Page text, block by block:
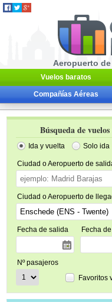
Aeropuerto
Vuelos baratos
Compañías Aéreas
Búsqueda de
Ida y vuelta Solo ida
Ciudad o Aeropuerto de
Ciudad o Aeropuerto de
Fecha de salida Fecha
Nº pasajeros
Favoritos